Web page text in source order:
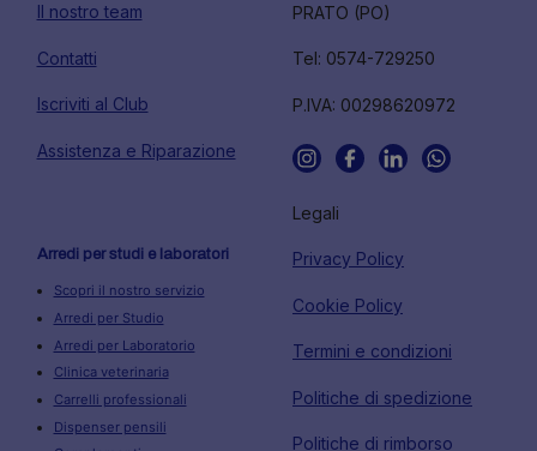
Il nostro team
Contatti
Iscriviti al Club
Assistenza e Riparazione
PRATO (PO)
Tel: 0574-729250
P.IVA: 00298620972
Arredi per studi e laboratori
Scopri il nostro servizio
Arredi per Studio
Arredi per Laboratorio
Clinica veterinaria
Carrelli professionali
Dispenser pensili
Legali
Privacy Policy
Cookie Policy
Termini e condizioni
Politiche di spedizione
Politiche di rimborso